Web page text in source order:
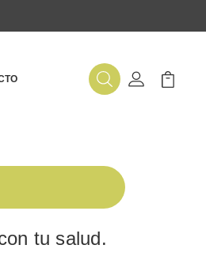
BuscarMi Cuenta
Mi
tu salud.